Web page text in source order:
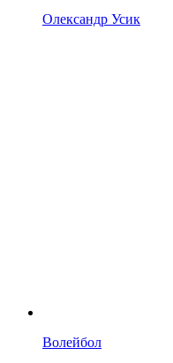
Олександр Усик
Волейбол